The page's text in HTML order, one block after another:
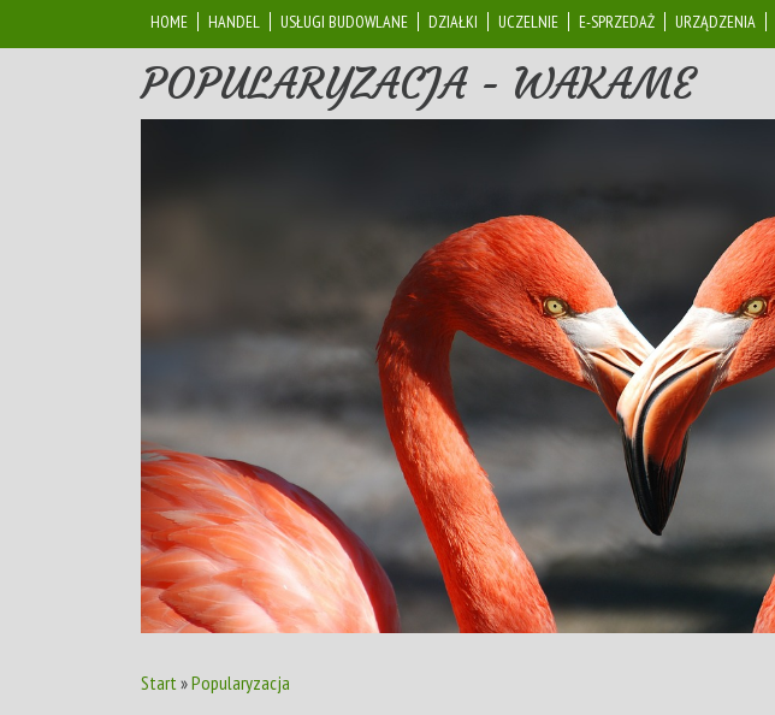
HOME HANDEL USŁUGI BUDOWLANE DZIAŁKI UCZELNIE E-SPRZEDAŻ URZĄDZENIA
POPULARYZACJA - WAKAME
Start »Popularyzacja